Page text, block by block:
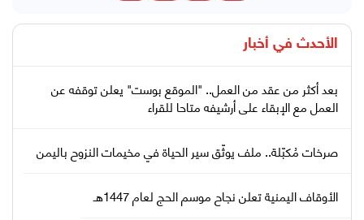
الأحدث في أخبار
بعد أكثر من عقد من العمل.. "الموقع بوست" يعلن توقفه عن
العمل مع الإبقاء على أرشيفه متاحا للقراء
صرخات مُكبّلة.. ملف يوثّق سير الحياة في مخيمات النزوح باليمن
الأوقاف اليمنية تعلن نجاح موسم الحج لعام 1447هـ